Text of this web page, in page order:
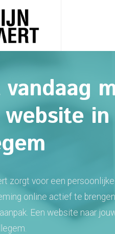
zorgt voor een
online actief te
Een website naar